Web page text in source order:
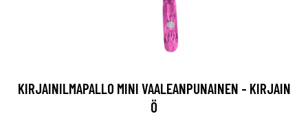
KIRJAINILMAPALLO MINI VAALEANPUNAINEN - KIRJAIN
Ö